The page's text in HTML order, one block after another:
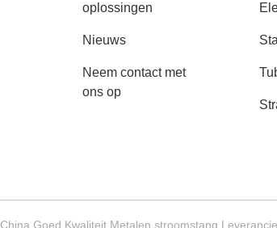
oplossingen
Nieuws
Neem contact met
ons op
China Goed Kwaliteit Metalen stroomstang